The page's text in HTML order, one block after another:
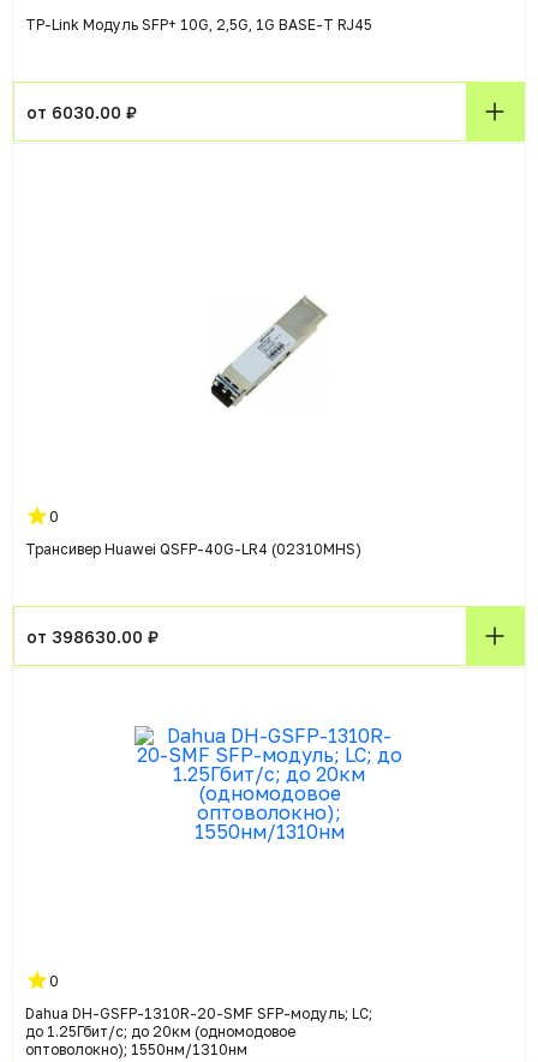
TP-Link Модуль SFP+ 10G, 2,5G, 1G BASE-T RJ45
от 6030.00 ₽
0
Трансивер Huawei QSFP-40G-LR4 (02310MHS)
от 398630.00 ₽
0
Dahua DH-GSFP-1310R-20-SMF SFP-модуль; LC;
до 1.25Гбит/с; до 20км (одномодовое
оптоволокно); 1550нм/1310нм